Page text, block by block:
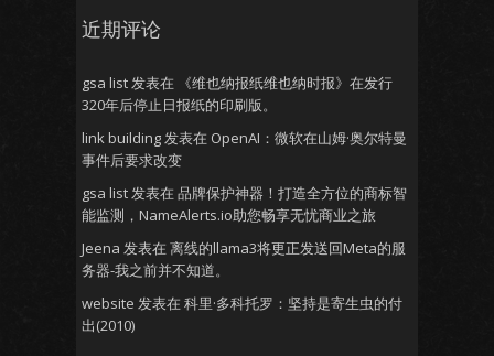
近期评论
gsa list发表在
《维也纳报纸维也纳时报》在发行
320年后停止日报纸的印刷版。
link building发表在 OpenAI：微软在山姆·奥尔特曼
事件后要求改变
gsa list发表在 品牌保护神器！打造全方位的商标智
能监测，NameAlerts.io助您畅享无忧商业之旅
Jeena 发表在 离线的llama3将更正发送回Meta的服
务器-我之前并不知道。
website 发表在 科里·多科托罗：坚持是寄生虫的付
出(2010)